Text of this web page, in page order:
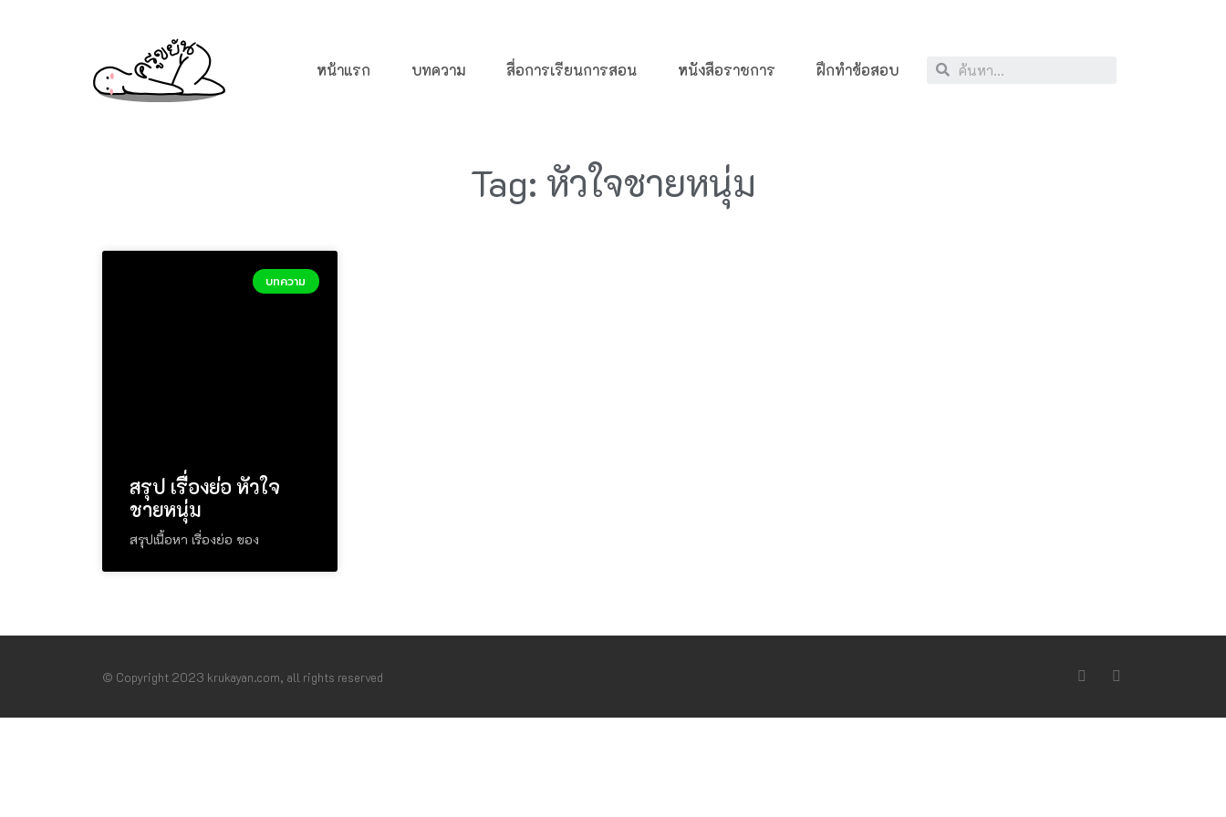
หน้าแรก บทความ สื่อการเรียนการสอน หนังสือราชการ ฝึกทำข้อสอบ
Tag: หัวใจชายหนุ่ม
บทความ
สรุป เรื่องย่อ หัวใจ
ชายหนุ่ม
สรุปเนื้อหา เรื่องย่อ ของ
© Copyright 2023 krukayan.com, all rights reserved